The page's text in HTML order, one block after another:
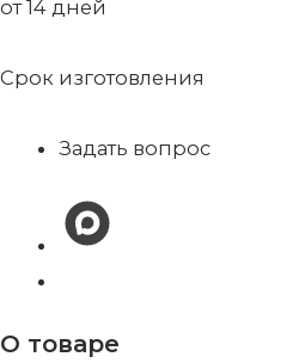
от 14 дней
Срок изготовления
Задать вопрос
О товаре